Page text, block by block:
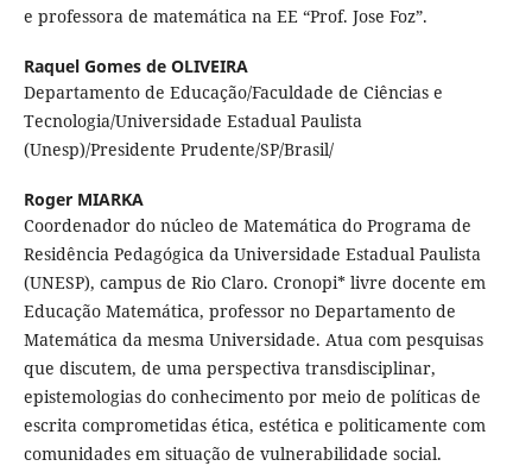
e professora de matemática na EE “Prof. Jose Foz”.
Raquel Gomes de OLIVEIRA
Departamento de Educação/Faculdade de Ciências e
Tecnologia/Universidade Estadual Paulista
(Unesp)/Presidente Prudente/SP/Brasil/
Roger MIARKA
Coordenador do núcleo de Matemática do Programa de
Residência Pedagógica da Universidade Estadual Paulista
(UNESP), campus de Rio Claro. Cronopi* livre docente em
Educação Matemática, professor no Departamento de
Matemática da mesma Universidade. Atua com pesquisas
que discutem, de uma perspectiva transdisciplinar,
epistemologias do conhecimento por meio de políticas de
escrita comprometidas ética, estética e politicamente com
comunidades em situação de vulnerabilidade social.